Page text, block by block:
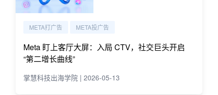
META打广告 META投广告
Meta 盯上客厅大屏：入局 CTV，社交巨头开启
“第二增长曲线”
掌慧科技出海学院 | 2026-05-13